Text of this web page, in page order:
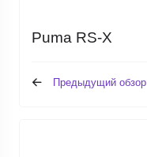
Puma RS-X
Предыдущий обзор